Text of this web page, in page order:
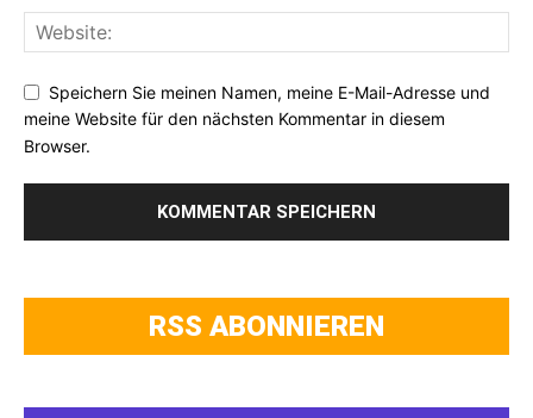
Speichern Sie meinen Namen, meine E-Mail-Adresse und
meine Website für den nächsten Kommentar in diesem
Browser.
RSS ABONNIEREN